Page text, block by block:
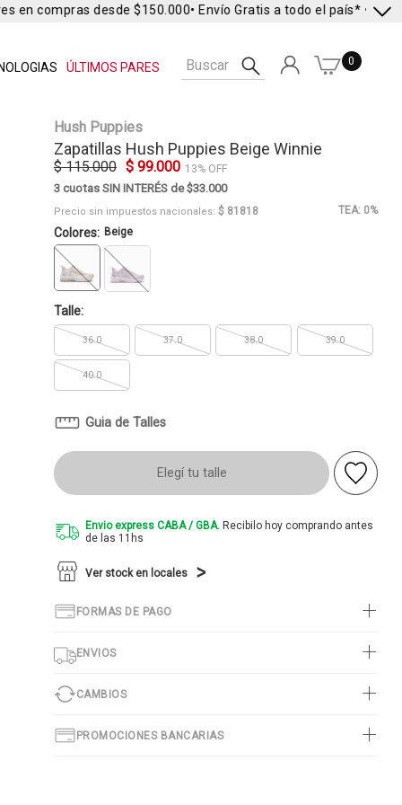
ÚLTIMOS PARES
en compras desde $150.000• Envío Gratis a todo el país* •Envío
0
Hush Puppies
Zapatillas Hush Puppies Beige Winnie
$ 115.000 $ 99.000 13% OFF
3 cuotas SIN INTERÉS de $33.000
Precio sin impuestos nacionales: $ 81818 TEA: 0%
Colores: Beige
Talle:
36.0 37.0 38.0 39.0
40.0
Guia de Talles
Elegí tu talle
Envio express CABA / GBA.Recibilo hoy comprando antes
de las 11hs
Ver stock en locales
FORMAS DE PAGO
ENVIOS
CAMBIOS
PROMOCIONES BANCARIAS